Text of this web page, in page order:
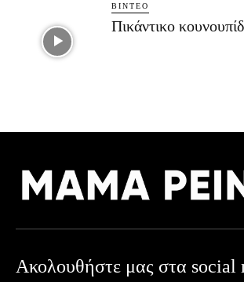
ΒΊΝΤΕΟ
Πικάντικο
Ακολουθήστε μας στα social